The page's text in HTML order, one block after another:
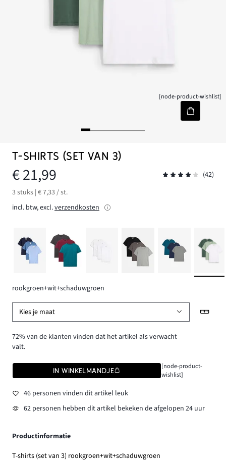
[node-product-wishlist]
T-SHIRTS (SET VAN 3)
€ 21,99
(42)
3 stuks | € 7,33 / st.
incl. btw, excl.verzendkosten
rookgroen+wit+schaduwgroen
Kies je maat
72% van de klanten vinden dat het artikel als verwacht
valt.
IN WINKELMANDJE
[node-product-
wishlist]
46 personen vinden dit artikel leuk
62 personen hebben dit artikel bekeken de afgelopen 24 uur
Productinformatie
T-shirts (set van 3) rookgroen+wit+schaduwgroen